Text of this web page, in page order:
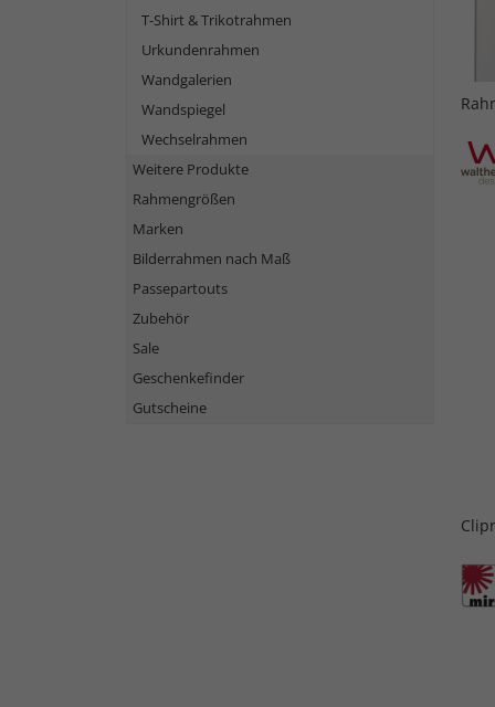
T-Shirt & Trikotrahmen
Urkundenrahmen
Wandgalerien
Wandspiegel
Wechselrahmen
Weitere Produkte
Rahmengrößen
Marken
Bilderrahmen nach Maß
Passepartouts
Zubehör
Sale
Geschenkefinder
Gutscheine